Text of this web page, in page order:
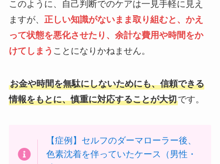
このように、自己判断でのケアは一見手軽に見え
ますが、 正しい知識がないまま取り組むと、かえ
って状態を悪化させたり、余計な費用や時間をか
けてしまう ことになりかねません。
お金や時間を無駄にしないためにも、信頼できる
情報をもとに、慎重に対応することが大切です。
【症例】セルフのダーマローラー後、
色素沈着を伴っていたケース（男性・